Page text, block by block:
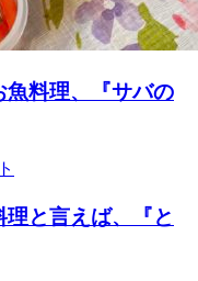
料理、『サバの
と言えば、『と